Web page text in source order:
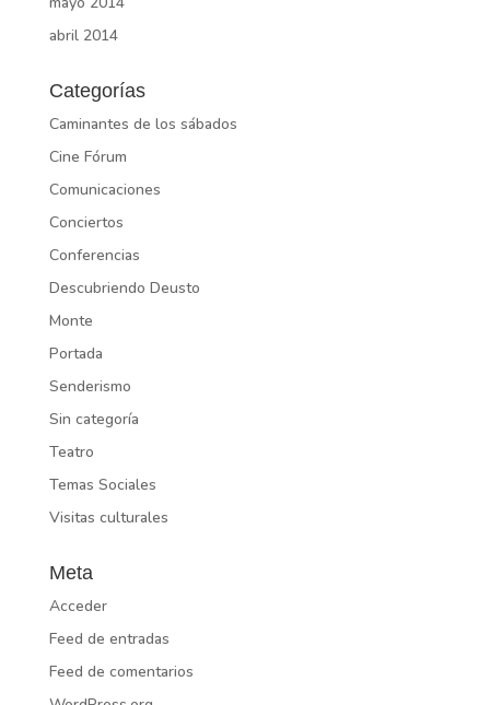
abril 2014
Categorías
Caminantes de los sábados
Cine Fórum
Comunicaciones
Conciertos
Conferencias
Descubriendo Deusto
Monte
Portada
Senderismo
Sin categoría
Teatro
Temas Sociales
Visitas culturales
Meta
Acceder
Feed de entradas
Feed de comentarios